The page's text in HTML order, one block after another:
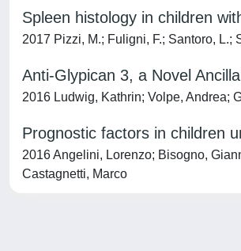
Spleen histology in children
2017 Pizzi, M.; Fuligni, F.; Santoro, L.;
Anti-Glypican 3, a Novel
2016 Ludwig, Kathrin; Volpe, Andrea;
Prognostic factors in children
2016 Angelini, Lorenzo; Bisogno,
Castagnetti, Marco